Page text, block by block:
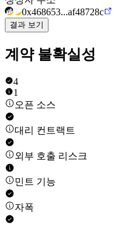
0x468653...af48728c
결과 보기
계약 불확실성
4
1
오픈 소스
대리 컨트랙트
외부 호출 리스크
민트 기능
자폭